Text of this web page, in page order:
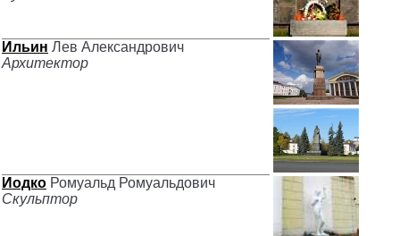
Ильин Лев Александрович
Архитектор
Иодко Ромуальд Ромуальдович
Скульптор